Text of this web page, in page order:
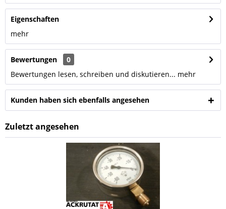
Eigenschaften
mehr
Bewertungen
0
Bewertungen lesen, schreiben und diskutieren... mehr
Kunden haben sich ebenfalls angesehen
Zuletzt angesehen